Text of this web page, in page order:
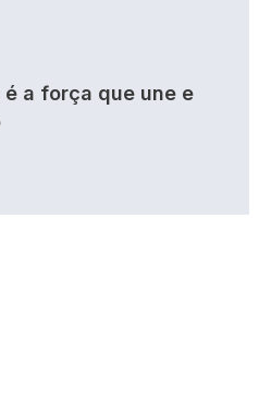
a força que une e